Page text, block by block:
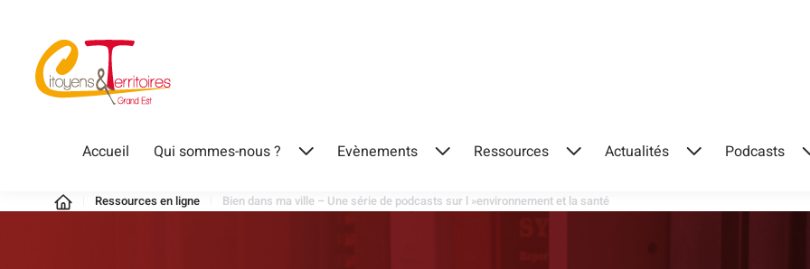
contenu
Territoires
Accueil Qui sommes-nous ?
Ouvrir
menu
Evènements
Ouvrir
menu
Ressources
Ouvrir
menu
Actualités
Ouvrir
menu
Podcasts
Ressources en ligne Bien dans ma ville – Une série de podcasts sur l »environnement et la santé